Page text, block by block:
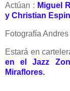
Actúan : Miguel
y Christian
Fotografía
Estará en
en el Jazz
Miraflores.